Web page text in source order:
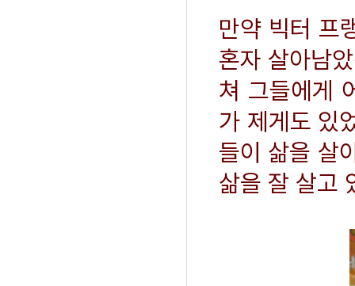
만약 빅터 프
혼자 살아남
쳐 그들에게
가 제게도 있
들이 삶을 살
삶을 잘 살고